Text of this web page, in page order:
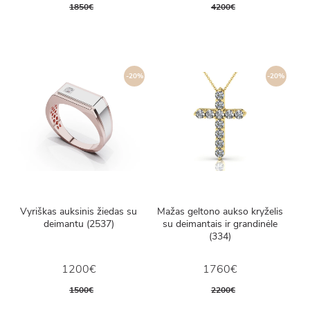
1850€ 4200€
-20%
Vyriškas auksinis žiedas su
deimantu (2537)
1200€
1500€
-20%
Mažas geltono aukso kryželis
su deimantais ir grandinėle
(334)
1760€
2200€